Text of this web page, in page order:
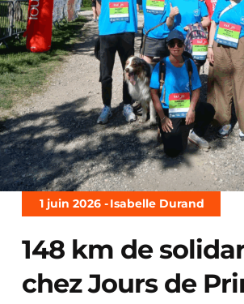
1 juin 2026 -Isabelle Durand
148 km de
chez Jours de